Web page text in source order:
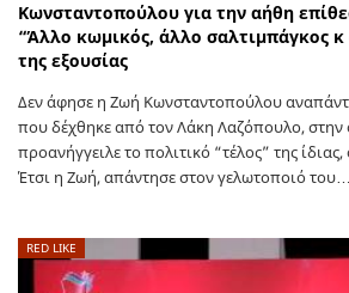
Κωνσταντοπούλου για την αήθη
“Άλλο κωμικός, άλλο σαλτιμπάγκος
της εξουσίας
Δεν άφησε η Ζωή Κωνσταντοπούλου
που δέχθηκε από τον Λάκη Λαζόπουλο, στην
προανήγγειλε το πολιτικό “τέλος” της
Έτσι η Ζωή, απάντησε στον γελωτοποιό του…
RED LIKE